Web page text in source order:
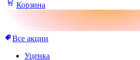
Корзина
Все акции
Уценка